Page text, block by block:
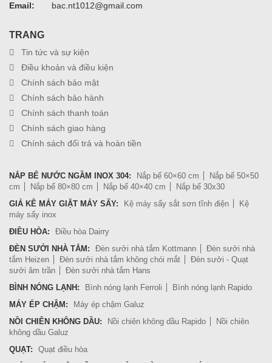
Email:
bac.nt1012@gmail.com
TRANG
Tin tức và sự kiện
Điều khoản và điều kiện
Chính sách bảo mật
Chính sách bảo hành
Chính sách thanh toán
Chính sách giao hàng
Chính sách đổi trả và hoàn tiền
NẮP BỂ NƯỚC NGẦM INOX 304: Nắp bể 60×60 cm
Nắp bể 50×50
cm
Nắp bể 80×80 cm Nắp bể 40×40 cm
Nắp bể 30x30
GIÁ KÊ MÁY GIẶT MÁY SẤY:
Kệ máy sấy sắt sơn tĩnh điện
Kệ
máy sấy inox
ĐIỀU HÒA:
Điều hòa Dairry
ĐÈN SƯỞI NHÀ TẮM:
Đèn sưởi nhà tắm Kottmann
Đèn sưởi nhà
tắm Heizen
Đèn sưởi nhà tắm không chói mắt
Đèn sưởi - Quạt
sưởi âm trần
Đèn sưởi nhà tắm Hans
BÌNH NÓNG LẠNH:
Bình nóng lạnh Ferroli
Bình nóng lạnh Rapido
MÁY ÉP CHẬM:
Máy ép chậm Galuz
NỒI CHIÊN KHÔNG DẦU:
Nồi chiên không dầu Rapido
Nồi chiên
không dầu Galuz
QUẠT:
Quạt điều hòa